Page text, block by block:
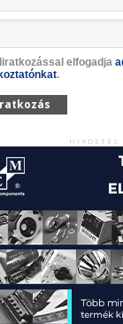
elfogadja
.
HIRDETÉS